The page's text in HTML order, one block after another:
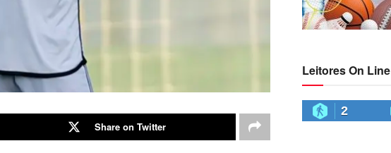
Share on Twitter
Leitores On Line
2